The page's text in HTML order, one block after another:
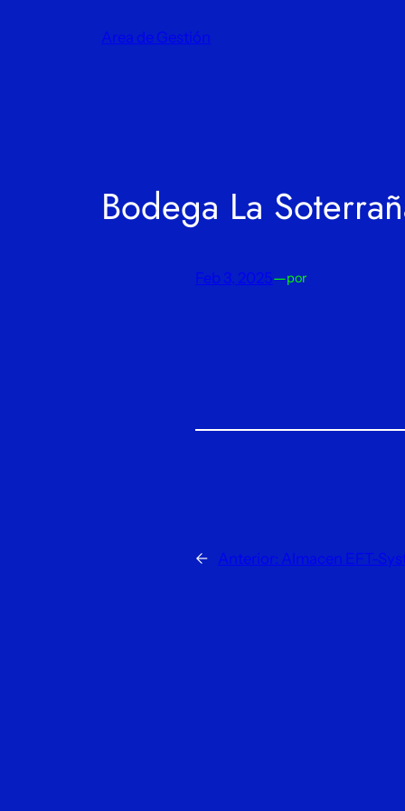
Area de Gestión
Bodega La
Feb 3, 2025—por
← Anterior: Almacen EFT-